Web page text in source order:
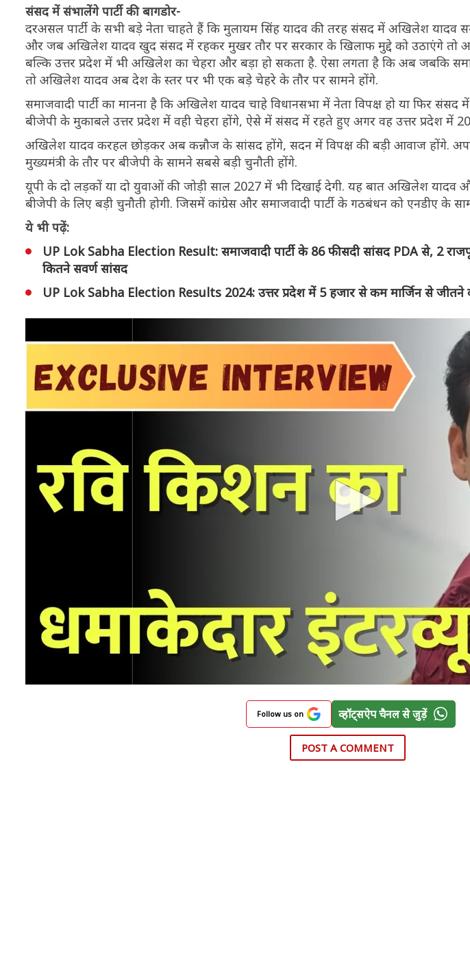
संसद में संभालेंगे पार्टी की बागडोर-
दरअसल पार्टी के सभी बड़े नेता चाहते हैं कि मुलायम सिंह यादव की तरह संसद में अखिलेश यादव
और जब अखिलेश यादव खुद संसद में रहकर मुखर तौर पर सरकार के खिलाफ मुद्दे को उठाएंगे तो
बल्कि उत्तर प्रदेश में भी अखिलेश का चेहरा और बड़ा हो सकता है. ऐसा लगता है कि अब जबकि
तो अखिलेश यादव अब देश के स्तर पर भी एक बड़े चेहरे के तौर पर सामने होंगे.
समाजवादी पार्टी का मानना है कि अखिलेश यादव चाहे विधानसभा में नेता विपक्ष हो या फिर
बीजेपी के मुकाबले उत्तर प्रदेश में वही चेहरा होंगे, ऐसे में संसद में रहते हुए अगर वह उत्तर प्रदेश में
अखिलेश यादव करहल छोड़कर अब कन्नौज के सांसद होंगे, सदन में विपक्ष की बड़ी आवाज होंगे.
मुख्यमंत्री के तौर पर बीजेपी के सामने सबसे बड़ी चुनौती होंगे.
यूपी के दो लड़कों या दो युवाओं की जोड़ी साल 2027 में भी दिखाई देगी. यह बात अखिलेश यादव
बीजेपी के लिए बड़ी चुनौती होगी. जिसमें कांग्रेस और समाजवादी पार्टी के गठबंधन को एनडीए के
ये भी पढ़ें:
UP Lok Sabha Election Result: समाजवादी पार्टी के 86 फीसदी सांसद PDA से, 2
कितने सवर्ण सांसद
UP Lok Sabha Election Results 2024: उत्तर प्रदेश में 5 हजार से कम मार्जिन से जीतने
Follow us on व्हॉट्सऐप चैनल से जुड़ें
POST A COMMENT